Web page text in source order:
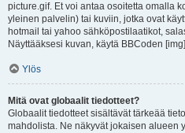
picture.gif. Et voi antaa osoitetta omalla
yleinen palvelin) tai kuviin, jotka ovat
hotmail tai yahoo sähköpostilaatikot,
Näyttääksesi kuvan, käytä BBCoden
Ylös
Mitä ovat globaalit tiedotteet?
Globaalit tiedotteet sisältävät tärkeää
mahdolista. Ne näkyvät jokaisen alueen